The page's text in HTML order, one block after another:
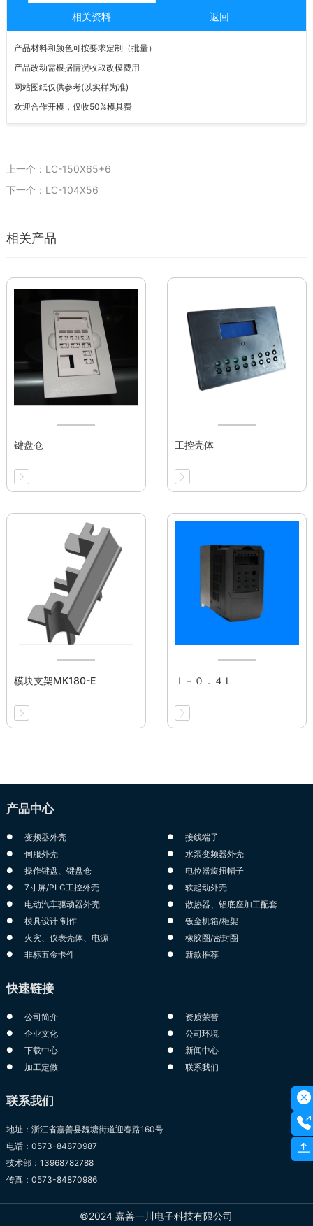
相关资料 返回
产品材料和颜色可按要求定制（批量）
产品改动需根据情况收取改模费用
网站图纸仅供参考(以实样为准)
欢迎合作开模，仅收50%模具费
上一个：LC-150X65+6
下一个：LC-104X56
相关产品
键盘仓 工控壳体
模块支架MK180-E Ｉ－０．４Ｌ
产品中心
变频器外壳
接线端子
伺服外壳
水泵变频器外壳
操作键盘、键盘仓
电位器旋扭帽子
7寸屏/PLC工控外壳
软起动外壳
电动汽车驱动器外壳
散热器、铝底座加工配套
模具设计 制作
钣金机箱/柜架
火灾、仪表壳体、电源
橡胶圈/密封圈
非标五金卡件
新款推荐
快速链接
公司简介
资质荣誉
企业文化
公司环境
下载中心
新闻中心
加工定做
联系我们
联系我们
地址：浙江省嘉善县魏塘街道迎春路160号
电话：0573-84870987
技术部：13968782788
传真：0573-84870986
©2024 嘉善一川电子科技有限公司